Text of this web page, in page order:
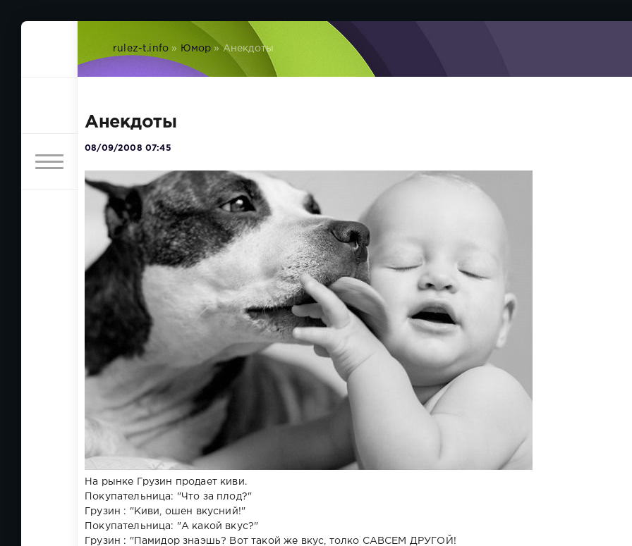
rulez-t.info » Юмор » Анекдоты
Анекдоты
08/09/2008 07:45
На рынке Грузин продает киви.
Покупательница: "Что за плод?"
Грузин : "Киви, ошен вкусний!"
Покупательница: "А какой вкус?"
Грузин : "Памидор знаэшь? Вот такой же вкус, толко САВСЕМ ДРУГОЙ!